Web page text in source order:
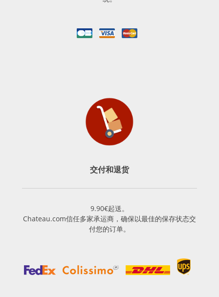
交付和退货
9.90€起送。
Chateau.com信任多家承运商，确保以最佳的保存状态交
付您的订单。